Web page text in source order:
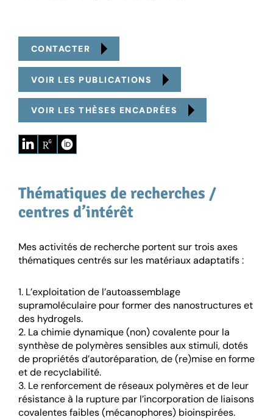
CONTACTER
VOIR LES PUBLICATIONS
VOIR LES THÈSES ENCADRÉES
Thématiques de recherches /
centres d’intérêt
Mes activités de recherche portent sur trois axes
thématiques centrés sur les matériaux adaptatifs :
1. L’exploitation de l’autoassemblage
supramoléculaire pour former des nanostructures et
des hydrogels.
2. La chimie dynamique (non) covalente pour la
synthèse de polymères sensibles aux stimuli, dotés
de propriétés d’autoréparation, de (re)mise en forme
et de recyclabilité.
3. Le renforcement de réseaux polymères et de leur
résistance à la rupture par l’incorporation de liaisons
covalentes faibles (mécanophores) bioinspirées.